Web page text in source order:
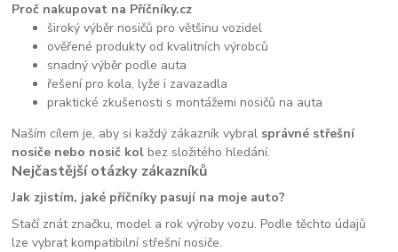
Proč nakupovat na Příčníky.cz
široký výběr nosičů pro většinu vozidel
ověřené produkty od kvalitních výrobců
snadný výběr podle auta
řešení pro kola, lyže i zavazadla
praktické zkušenosti s montážemi nosičů na auta
Naším cílem je, aby si každý zákazník vybral správné střešní
nosiče nebo nosič kol bez složitého hledání.
Nejčastější otázky zákazníků
Jak zjistím, jaké příčníky pasují na moje auto?
Stačí znát značku, model a rok výroby vozu. Podle těchto údajů
lze vybrat kompatibilní střešní nosiče.